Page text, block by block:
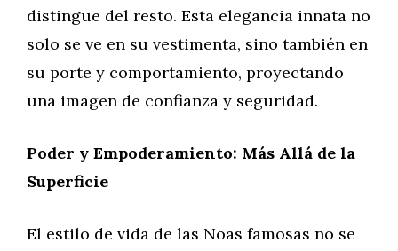
distingue del resto. Esta elegancia innata no
solo se ve en su vestimenta, sino también en
su porte y comportamiento, proyectando
una imagen de confianza y seguridad.
Poder y Empoderamiento: Más Allá de la
Superficie
El estilo de vida de las Noas famosas no se